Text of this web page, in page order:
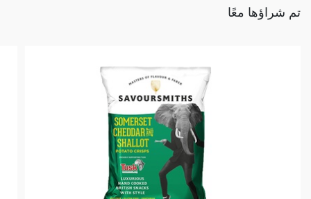
تم شراؤها معًا